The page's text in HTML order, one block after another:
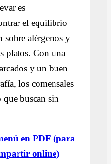
es
el equilibrio
sobre alérgenos y
platos. Con una
y un buen
los comensales
buscan sin
en PDF (para
online)